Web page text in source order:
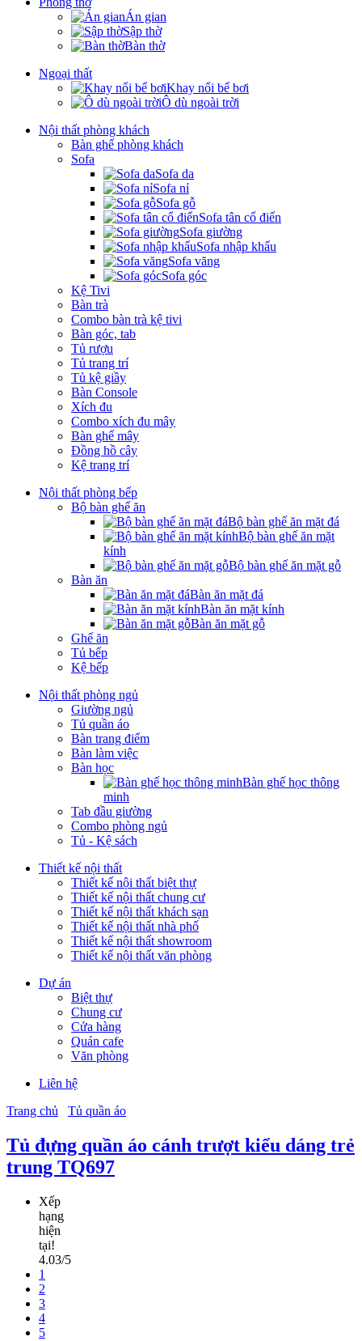
Án gian
Sập thờ
Bàn thờ
Ngoại thất
Khay nổi bể bơi
Ô dù ngoài trời
Nội thất phòng khách
Bàn ghế phòng khách
Sofa
Sofa da
Sofa nỉ
Sofa gỗ
Sofa tân cổ điển
Sofa giường
Sofa nhập khẩu
Sofa văng
Sofa góc
Kệ Tivi
Bàn trà
Combo bàn trà kệ tivi
Bàn góc, tab
Tủ rượu
Tủ trang trí
Tủ kệ giầy
Bàn Console
Xích đu
Combo xích đu mây
Bàn ghế mây
Đồng hồ cây
Kệ trang trí
Nội thất phòng bếp
Bộ bàn ghế ăn
Bộ bàn ghế ăn mặt đá
Bộ bàn ghế ăn mặt
kính
Bộ bàn ghế ăn mặt gỗ
Bàn ăn
Bàn ăn mặt đá
Bàn ăn mặt kính
Bàn ăn mặt gỗ
Ghế ăn
Tủ bếp
Kệ bếp
Nội thất phòng ngủ
Giường ngủ
Tủ quần áo
Bàn trang điểm
Bàn làm việc
Bàn học
Bàn ghế học thông
minh
Tab đầu giường
Combo phòng ngủ
Tủ - Kệ sách
Thiết kế nội thất
Thiết kế nội thất biệt thự
Thiết kế nội thất chung cư
Thiết kế nội thất khách sạn
Thiết kế nội thất nhà phố
Thiết kế nội thất showroom
Thiết kế nội thất văn phòng
Dự án
Biệt thự
Chung cư
Cửa hàng
Quán cafe
Văn phòng
Liên hệ
Trang chủ
Tủ quần áo
Tủ đựng quần áo cánh trượt kiểu dáng trẻ
trung TQ697
Xếp
hạng
hiện
tại!
4.03/5
1
2
3
4
5